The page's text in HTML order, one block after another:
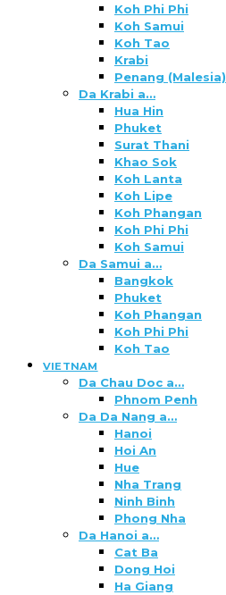
Koh Phi Phi
Koh Samui
Koh Tao
Krabi
Penang (Malesia)
Da Krabi a…
Hua Hin
Phuket
Surat Thani
Khao Sok
Koh Lanta
Koh Lipe
Koh Phangan
Koh Phi Phi
Koh Samui
Da Samui a…
Bangkok
Phuket
Koh Phangan
Koh Phi Phi
Koh Tao
VIETNAM
Da Chau Doc a…
Phnom Penh
Da Da Nang a…
Hanoi
Hoi An
Hue
Nha Trang
Ninh Binh
Phong Nha
Da Hanoi a…
Cat Ba
Dong Hoi
Ha Giang